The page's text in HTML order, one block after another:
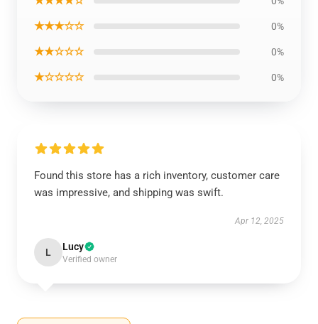
★★★☆☆ 0%
★★☆☆☆ 0%
★☆☆☆☆ 0%
Found this store has a rich inventory, customer care
was impressive, and shipping was swift.
Apr 12, 2025
L Lucy
Verified owner